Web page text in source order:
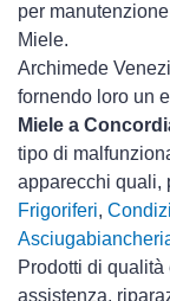
per
Miele.
Archimede
fornendo loro un
Miele a
tipo di
apparecchi quali,
Frigoriferi,
Prodotti di
assistenza,